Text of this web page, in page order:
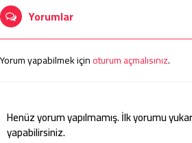
Yorumlar
Yorum yapabilmek içinoturum açmalısınız.
Henüz yorum yapılmamış. İlk yorumu
yapabilirsiniz.